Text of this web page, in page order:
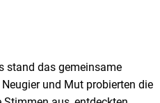
stand das gemeinsame
und Mut probierten die